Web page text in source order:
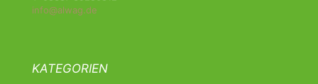
info@alwag.de
KATEGORIEN